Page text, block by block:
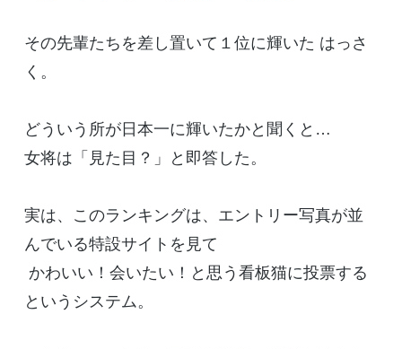
その先輩たちを差し置いて１位に輝いた はっさ
く。
どういう所が日本一に輝いたかと聞くと…
女将は「見た目？」と即答した。
実は、このランキングは、エントリー写真が並
んでいる特設サイトを見て
かわいい！会いたい！と思う看板猫に投票する
というシステム。